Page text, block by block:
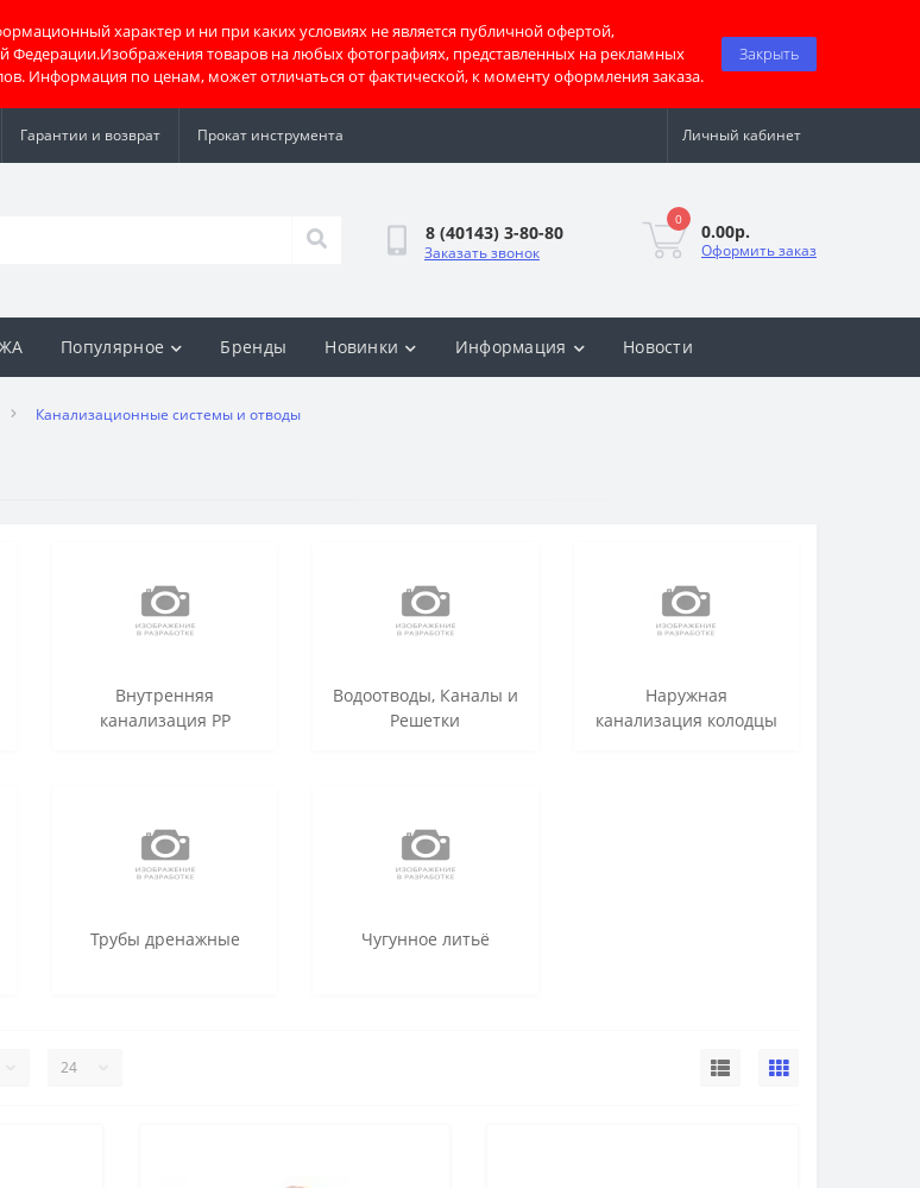
характер и ни при каких условиях не является публичной офертой,
Федерации.Изображения товаров на любых фотографиях, представленных на рекламных
Информация по ценам, может отличаться от фактической, к моменту оформления заказа.
Закрыть
Гарантии и возврат Прокат инструмента Личный кабинет
8 (40143) 3-80-80
Заказать звонок
0
0.00р.
Оформить заказ
Популярное Бренды Новинки Информация Новости
Канализационные системы и отводы
Внутренняя
канализация РР
Водоотводы, Каналы и
Решетки
Наружная
канализация колодцы
Трубы дренажные Чугунное литьё